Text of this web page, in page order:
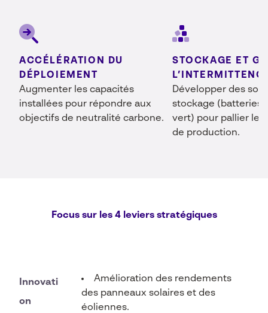
ACCÉLÉRATION DU
DÉPLOIEMENT
Augmenter les capacités
installées pour répondre aux
objectifs de neutralité carbone.
STOCKAGE ET
Développer des
stockage (batteries,
vert) pour pallier
de production.
Focus sur les 4 leviers stratégiques
Innovati
on
Amélioration des rendements
des panneaux solaires et des
éoliennes.